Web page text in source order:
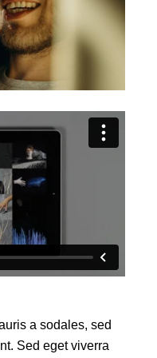
a sodales, sed
Sed eget viverra